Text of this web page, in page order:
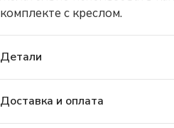
комплекте с креслом.
Детали
Доставка и оплата